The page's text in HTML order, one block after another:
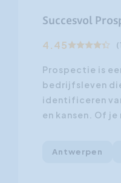
Succesvol
4.45
Prospectie is
bedrijfsleven
identificeren
en kansen. Of je
Antwerpen